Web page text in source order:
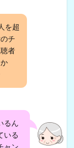
を超
チ
者
るん
いる